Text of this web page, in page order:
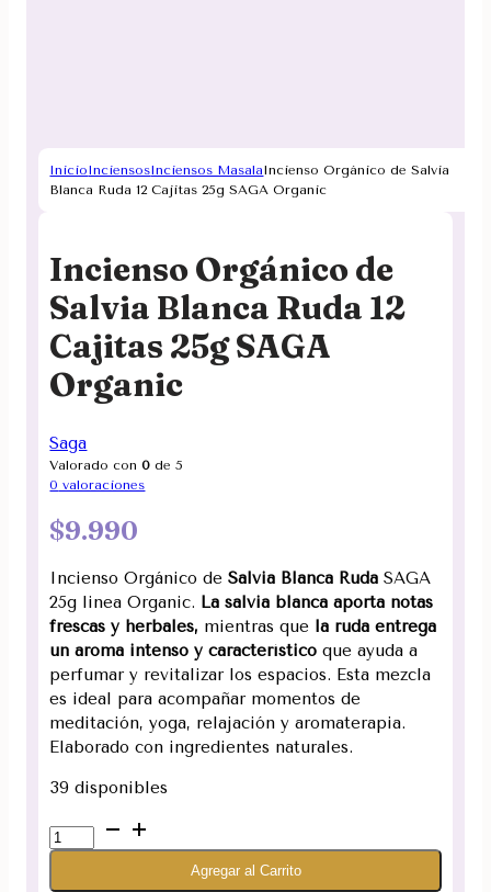
InicioInciensosInciensos MasalaIncienso Orgánico de Salvia
Blanca Ruda 12 Cajitas 25g SAGA Organic
Incienso Orgánico de
Salvia Blanca Ruda 12
Cajitas 25g SAGA
Organic
Saga
Valorado con0 de 5
0 valoraciones
$9.990
Incienso Orgánico deSalvia Blanca Ruda SAGA
25g linea Organic. La salvia blanca aporta notas
frescas y herbales, mientras que la ruda entrega
un aroma intenso y característicoque ayuda a
perfumar y revitalizar los espacios. Esta mezcla
es ideal para acompañar momentos de
meditación, yoga, relajación y aromaterapia.
Elaborado con ingredientes naturales.
39 disponibles
Incienso
Orgánico
Agregar al Carrito